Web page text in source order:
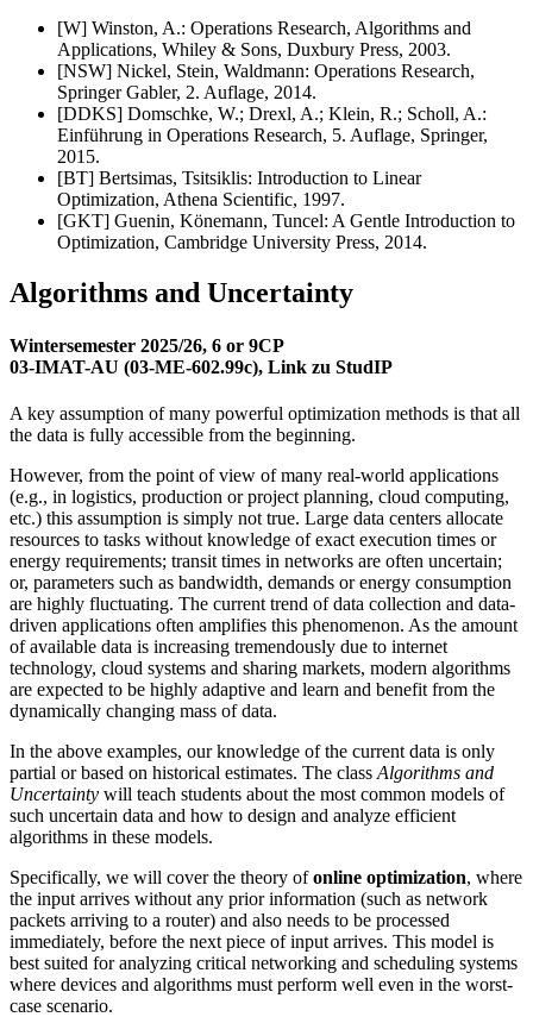
[W] Winston, A.: Operations Research, Algorithms and
Applications, Whiley & Sons, Duxbury Press, 2003.
[NSW] Nickel, Stein, Waldmann: Operations Research,
Springer Gabler, 2. Auflage, 2014.
[DDKS] Domschke, W.; Drexl, A.; Klein, R.; Scholl, A.:
Einführung in Operations Research, 5. Auflage, Springer,
2015.
[BT] Bertsimas, Tsitsiklis: Introduction to Linear
Optimization, Athena Scientific, 1997.
[GKT] Guenin, Könemann, Tuncel: A Gentle Introduction to
Optimization, Cambridge University Press, 2014.
Algorithms and Uncertainty
Wintersemester 2025/26, 6 or 9CP
03-IMAT-AU (03-ME-602.99c), Link zu StudIP
A key assumption of many powerful optimization methods is that all
the data is fully accessible from the beginning.
However, from the point of view of many real-world applications
(e.g., in logistics, production or project planning, cloud computing,
etc.) this assumption is simply not true. Large data centers allocate
resources to tasks without knowledge of exact execution times or
energy requirements; transit times in networks are often uncertain;
or, parameters such as bandwidth, demands or energy consumption
are highly fluctuating. The current trend of data collection and data-
driven applications often amplifies this phenomenon. As the amount
of available data is increasing tremendously due to internet
technology, cloud systems and sharing markets, modern algorithms
are expected to be highly adaptive and learn and benefit from the
dynamically changing mass of data.
In the above examples, our knowledge of the current data is only
partial or based on historical estimates. The class Algorithms and
Uncertainty will teach students about the most common models of
such uncertain data and how to design and analyze efficient
algorithms in these models.
Specifically, we will cover the theory ofonline optimization, where
the input arrives without any prior information (such as network
packets arriving to a router) and also needs to be processed
immediately, before the next piece of input arrives. This model is
best suited for analyzing critical networking and scheduling systems
where devices and algorithms must perform well even in the worst-
case scenario.